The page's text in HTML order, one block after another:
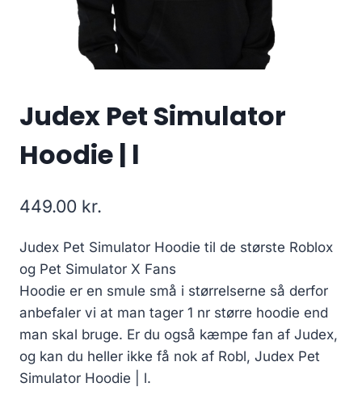
Judex Pet Simulator
Hoodie | l
449.00 kr.
Judex Pet Simulator Hoodie til de største Roblox
og Pet Simulator X Fans
Hoodie er en smule små i størrelserne så derfor
anbefaler vi at man tager 1 nr større hoodie end
man skal bruge. Er du også kæmpe fan af Judex,
og kan du heller ikke få nok af Robl, Judex Pet
Simulator Hoodie | l.